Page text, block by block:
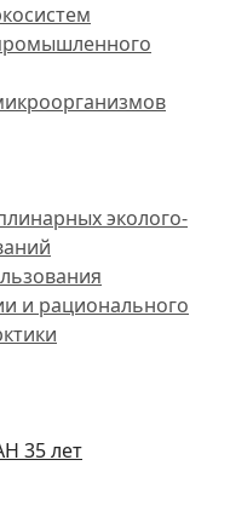
эколого-
и рационального
35 лет